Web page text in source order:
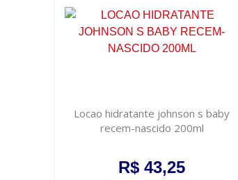
Locao hidratante johnson s baby
recem-nascido 200ml
R$ 43,25